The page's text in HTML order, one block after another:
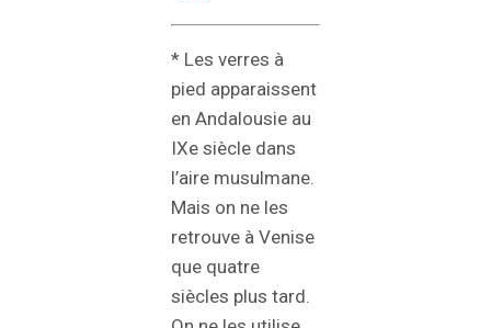
* Les verres à
pied apparaissent
en Andalousie au
IXe siècle dans
l’aire musulmane.
Mais on ne les
retrouve à Venise
que quatre
siècles plus tard.